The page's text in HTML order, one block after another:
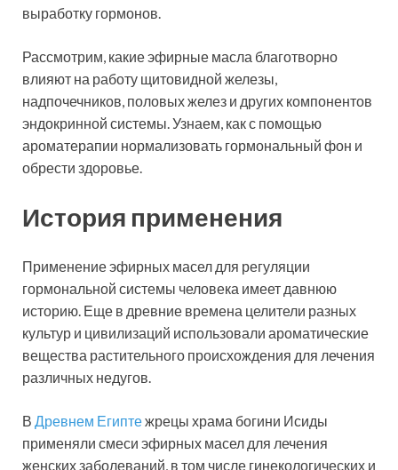
выработку гормонов.
Рассмотрим, какие эфирные масла благотворно
влияют на работу щитовидной железы,
надпочечников, половых желез и других компонентов
эндокринной системы. Узнаем, как с помощью
ароматерапии нормализовать гормональный фон и
обрести здоровье.
История применения
Применение эфирных масел для регуляции
гормональной системы человека имеет давнюю
историю. Еще в древние времена целители разных
культур и цивилизаций использовали ароматические
вещества растительного происхождения для лечения
различных недугов.
В Древнем Египтежрецы храма богини Исиды
применяли смеси эфирных масел для лечения
женских заболеваний, в том числе гинекологических и